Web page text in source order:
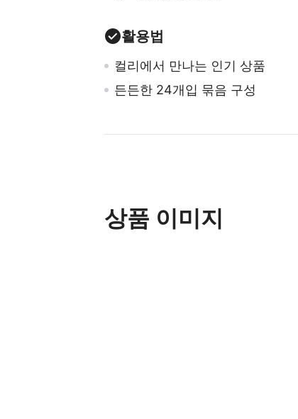
활용법
컬리에서 만나는 인기 상품
든든한 24개입 묶음 구성
상품 이미지